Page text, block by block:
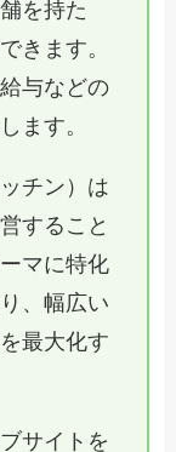
を持た
きます。
与などの
ます。
チン）は
すること
マに特化
、幅広い
最大化す
サイトを